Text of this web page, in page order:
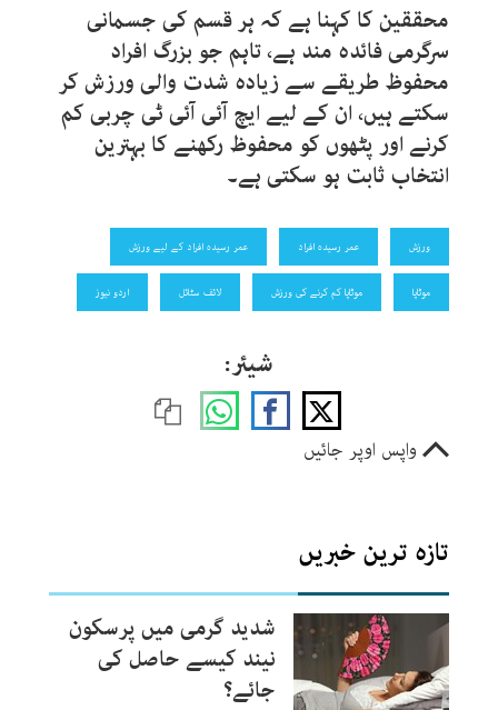
محققین کا کہنا ہے کہ ہر قسم کی جسمانی
سرگرمی فائدہ مند ہے، تاہم جو بزرگ افراد
محفوظ طریقے سے زیادہ شدت والی ورزش کر
سکتے ہیں، ان کے لیے ایچ آئی آئی ٹی چربی کم
کرنے اور پٹھوں کو محفوظ رکھنے کا بہترین
انتخاب ثابت ہو سکتی ہے۔
ورزش عمر رسیدہ افراد عمر رسیدہ افراد کے لیے ورزش
موٹاپا موٹاپا کم کرنے کی ورزش لائف سٹائل اردو نیوز
شیئر:
واپس اوپر جائیں
تازہ ترین خبریں
شدید گرمی میں پرسکون
نیند کیسے حاصل کی
جائے؟